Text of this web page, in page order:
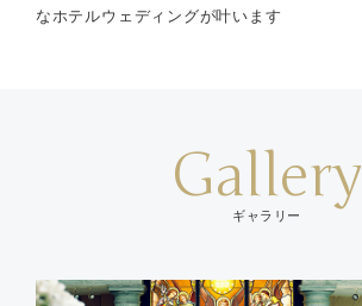
なホテルウェディングが叶います
Gallery
ギャラリー